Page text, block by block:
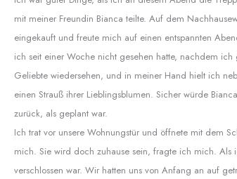
mit meiner Freundin Bianca teilte. Auf dem
eingekauft und freute mich auf einen entspannten
ich seit einer Woche nicht gesehen hatte, nachdem
Geliebte wiedersehen, und in meiner Hand hielt ich
einen Strauß ihrer Lieblingsblumen. Sicher würde
zurück, als geplant war.
Ich trat vor unsere Wohnungstür und öffnete mit dem
mich. Sie wird doch zuhause sein, fragte ich mich.
verschlossen war. Wir hatten uns von Anfang an auf